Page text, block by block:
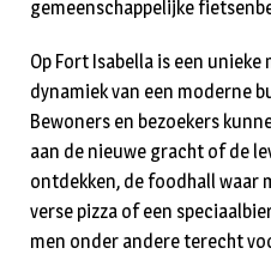
gemeenschappelijke
Op Fort Isabella is een
dynamiek van een moderne
Bewoners en bezoekers
aan de nieuwe gracht of de
ontdekken, de foodhall waar
verse pizza of een
men onder andere terecht